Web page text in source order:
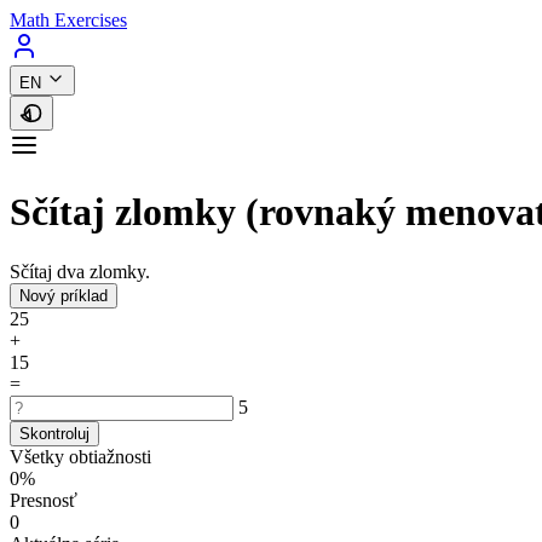
Math Exercises
EN
Sčítaj zlomky (rovnaký
Sčítaj dva zlomky.
Nový príklad
25
+
1 5
=
5
Skontroluj
Všetky obtiažnosti
0%
Presnosť
0